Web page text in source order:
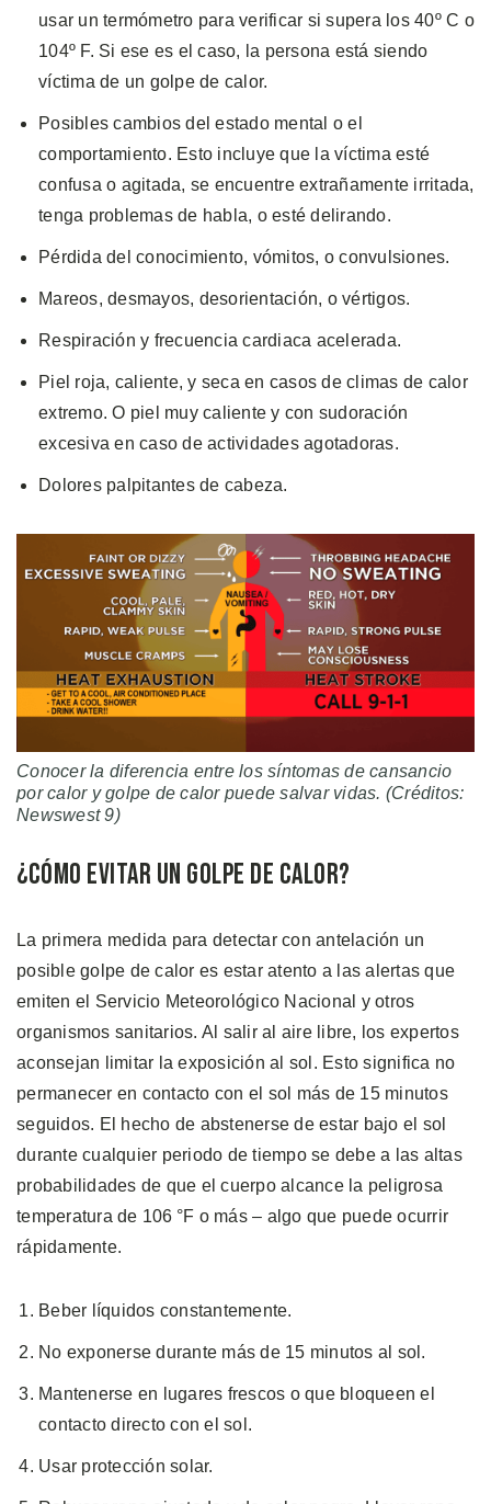
usar un termómetro para verificar si supera los 40º C o
104º F. Si ese es el caso, la persona está siendo
víctima de un golpe de calor.
Posibles cambios del estado mental o el
comportamiento. Esto incluye que la víctima esté
confusa o agitada, se encuentre extrañamente irritada,
tenga problemas de habla, o esté delirando.
Pérdida del conocimiento, vómitos, o convulsiones.
Mareos, desmayos, desorientación, o vértigos.
Respiración y frecuencia cardiaca acelerada.
Piel roja, caliente, y seca en casos de climas de calor
extremo. O piel muy caliente y con sudoración
excesiva en caso de actividades agotadoras.
Dolores palpitantes de cabeza.
Conocer la diferencia entre los síntomas de cansancio
por calor y golpe de calor puede salvar vidas. (Créditos:
Newswest 9)
¿Cómo Evitar un Golpe de Calor?
La primera medida para detectar con antelación un
posible golpe de calor es estar atento a las alertas que
emiten el Servicio Meteorológico Nacional y otros
organismos sanitarios. Al salir al aire libre, los expertos
aconsejan limitar la exposición al sol. Esto significa no
permanecer en contacto con el sol más de 15 minutos
seguidos. El hecho de abstenerse de estar bajo el sol
durante cualquier periodo de tiempo se debe a las altas
probabilidades de que el cuerpo alcance la peligrosa
temperatura de 106 °F o más – algo que puede ocurrir
rápidamente.
Beber líquidos constantemente.
No exponerse durante más de 15 minutos al sol.
Mantenerse en lugares frescos o que bloqueen el
contacto directo con el sol.
Usar protección solar.